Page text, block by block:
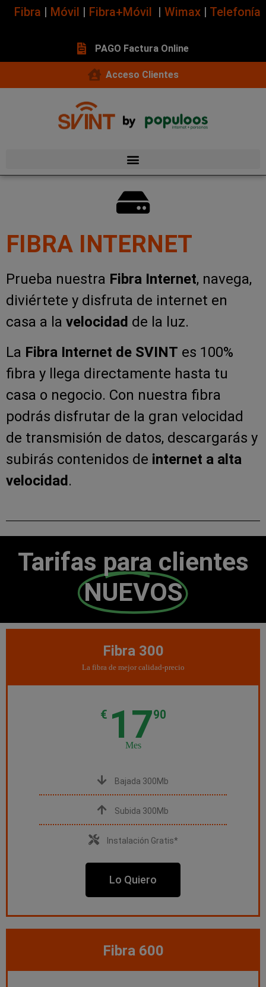
Fibra | Móvil | Fibra+Móvil | Wimax | Telefonía
PAGO Factura Online
Acceso Clientes
FIBRA INTERNET
Prueba nuestra Fibra Internet, navega,
diviértete y disfruta de internet en
casa a la velocidad de la luz.
La Fibra Internet de SVINT es 100%
fibra y llega directamente hasta tu
casa o negocio. Con nuestra fibra
podrás disfrutar de la gran velocidad
de transmisión de datos, descargarás y
subirás contenidos de internet a alta
velocidad .
Tarifas para clientes
NUEVOS
Fibra 300
La fibra de mejor calidad-precio
€ 1790
Mes
Bajada 300Mb
Subida 300Mb
Instalación Gratis*
Lo Quiero
Fibra 600